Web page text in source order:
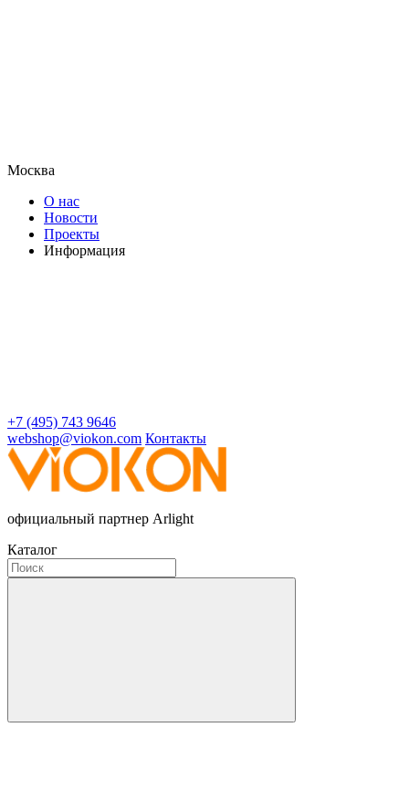
Москва
О нас
Новости
Проекты
Информация
+7 (495) 743 9646
webshop@viokon.com Контакты
официальный партнер Arlight
Каталог